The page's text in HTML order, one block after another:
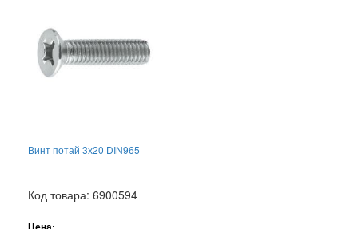
Винт потай 3х20 DIN965
Код товара: 6900594